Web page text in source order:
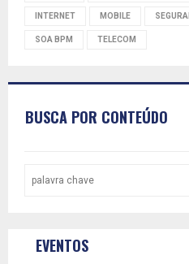
INTERNET MOBILE
SOA BPM TELECOM
BUSCA POR CONTEÚDO
EVENTOS